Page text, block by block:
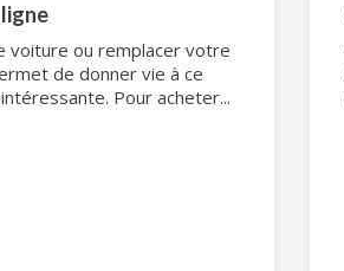
voiture ou remplacer votre
de donner vie à ce
Pour acheter...